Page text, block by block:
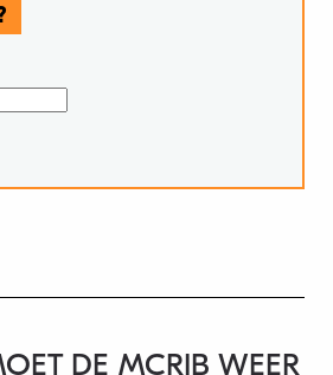
DE MCRIB WEER